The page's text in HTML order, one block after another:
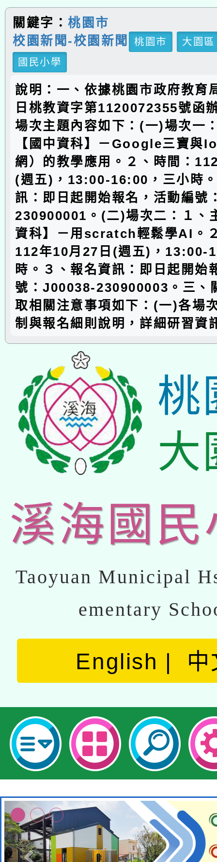
關鍵字：桃園市
校園新聞-校園新聞
桃園市
大園區
國民小學
說明：一、依據桃園市政府教育
日桃教資字第1120072355號函
場次主題內容如下：(一)場次一
【國中資科】－Google三寶與
網）的教學應用。２、時間：
(週五)，13:00-16:00，三小時
訊：即日起開始報名，活動編號
230900001。(二)場次二：１、
資科】－用scratch輕鬆學AI。
112年10月27日(週五)，13:00-
時。３、報名資訊：即日起開始
號：J00038-230900003。三、
取相關注意事項如下：(一)各場
制與報名細則說明，詳細研習資
桃
大
溪海國民
Taoyuan Municipal
ementary
English 中